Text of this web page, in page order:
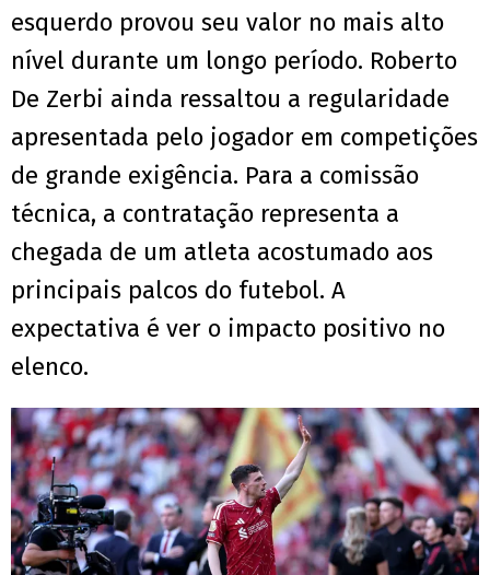
esquerdo provou seu valor no mais alto
nível durante um longo período. Roberto
De Zerbi ainda ressaltou a regularidade
apresentada pelo jogador em competições
de grande exigência. Para a comissão
técnica, a contratação representa a
chegada de um atleta acostumado aos
principais palcos do futebol. A
expectativa é ver o impacto positivo no
elenco.